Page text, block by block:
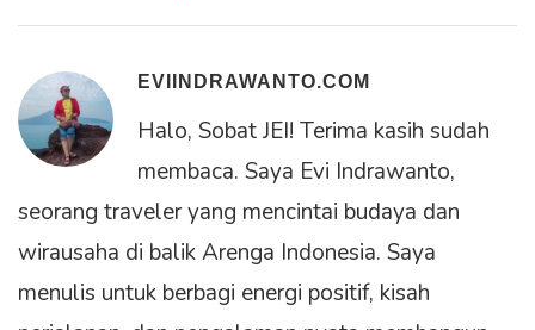
EVIINDRAWANTO.COM
Halo, Sobat JEI! Terima kasih sudah
membaca. Saya Evi Indrawanto,
seorang traveler yang mencintai budaya dan
wirausaha di balik Arenga Indonesia. Saya
menulis untuk berbagi energi positif, kisah